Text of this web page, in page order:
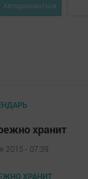
Авторизоваться
хранит
2015 - 07:39